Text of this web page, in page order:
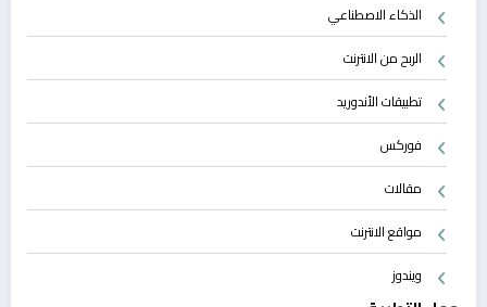
الذكاء الاصطناعي
الربح من الانترنت
تطبيقات الأندوريد
فوركس
مقالات
مواقع الانترنت
ويندوز